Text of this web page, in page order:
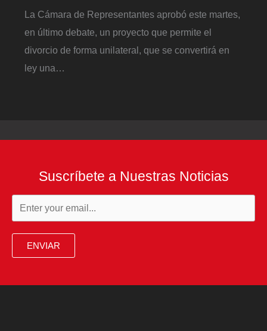
La Cámara de Representantes aprobó este martes,
en último debate, un proyecto que permite el
divorcio de forma unilateral, que se convertirá en
ley una…
Suscríbete a Nuestras Noticias
ENVIAR